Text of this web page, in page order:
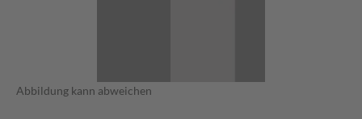
Abbildung kann abweichen